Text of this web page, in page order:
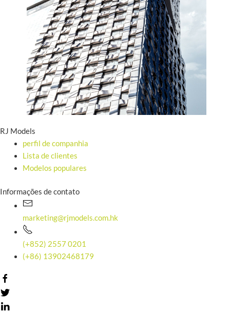
RJ Models
perfil de companhia
Lista de clientes
Modelos populares
Informações de contato
marketing@rjmodels.com.hk
(+852) 2557 0201
(+86) 13902468179